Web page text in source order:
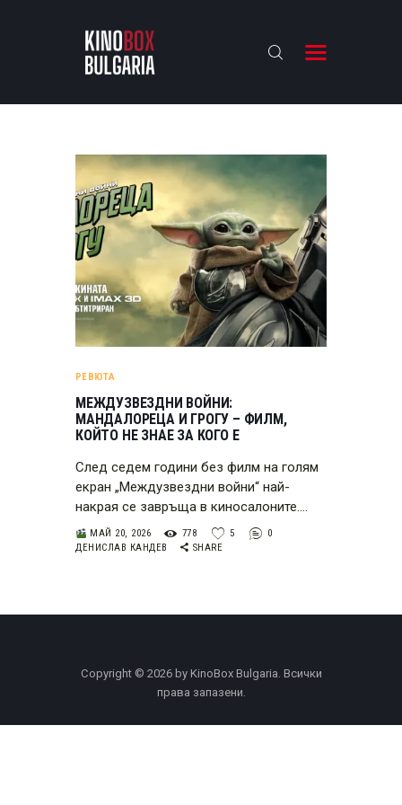
KINOBOX BULGARIA
АНАЛИЗИ
БАХТИ НАГРАДИТЕ
ИНТЕРВЮТА
ЗА НАС
РЕВЮТА
МЕЖДУЗВЕЗДНИ ВОЙНИ:
МАНДАЛОРЕЦА И ГРОГУ – ФИЛМ,
КОЙТО НЕ ЗНАЕ ЗА КОГО Е
След седем години без филм на голям
екран „Междузвездни войни“ най-
накрая се завръща в киносалоните.…
МАЙ 20, 2026 778 5
0
ДЕНИСЛАВ КАНДЕВ
SHARE
Copyright © 2026 by KinoBox Bulgaria. Всички
права запазени.